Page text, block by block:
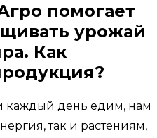
помогает
урожай
Как
каждый день едим, нам
так и растениям,